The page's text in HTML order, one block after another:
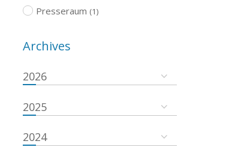
Presseraum (1)
Archives
2026
2025
2024